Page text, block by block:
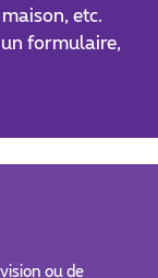
etc.
formulaire,
ou de